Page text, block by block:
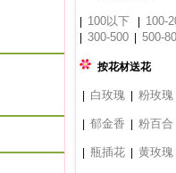
100以下 100-
300-500 500-
按花材送花
白玫瑰 粉玫瑰
郁金香 粉百合
瓶插花 黄玫瑰